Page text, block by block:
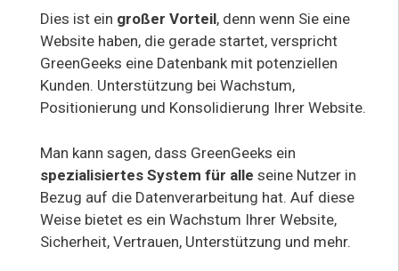
Dies ist ein großer Vorteil, denn wenn Sie eine
Website haben, die gerade startet, verspricht
GreenGeeks eine Datenbank mit potenziellen
Kunden. Unterstützung bei Wachstum,
Positionierung und Konsolidierung Ihrer Website.
Man kann sagen, dass GreenGeeks ein
spezialisiertes System für alle seine Nutzer in
Bezug auf die Datenverarbeitung hat. Auf diese
Weise bietet es ein Wachstum Ihrer Website,
Sicherheit, Vertrauen, Unterstützung und mehr.